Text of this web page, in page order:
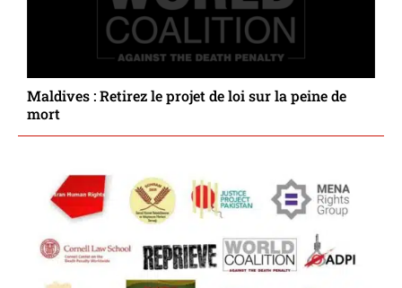
Maldives : Retirez le projet de loi sur la peine de
mort